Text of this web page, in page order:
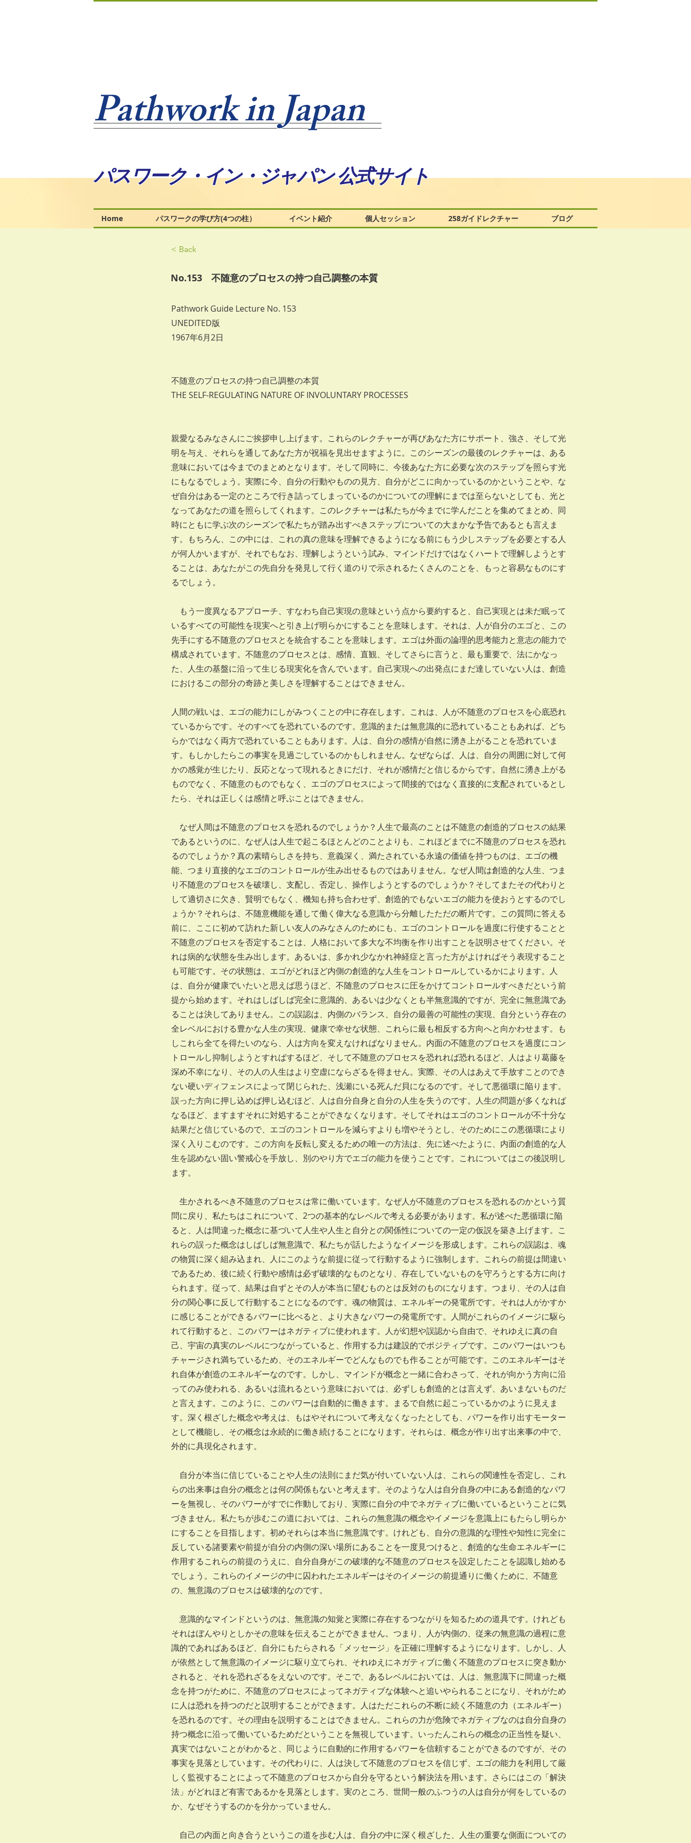
パスワーク・イン・ジャパン 公式サイト
Pathwork in Japan
Home パスワークの学び方(4つの柱） イベント紹介 個人セッション 258ガイドレクチャー ブログ
< Back
No.153 不随意のプロセスの持つ自己調整の本質
Pathwork Guide Lecture No. 153
UNEDITED版
1967年6月2日
不随意のプロセスの持つ自己調整の本質
THE SELF-REGULATING NATURE OF INVOLUNTARY PROCESSES
親愛なるみなさんにご挨拶申し上げます。これらのレクチャーが再びあなた方にサポート、強さ、そして光
明を与え、それらを通してあなた方が祝福を見出せますように。このシーズンの最後のレクチャーは、ある
意味においては今までのまとめとなります。そして同時に、今後あなた方に必要な次のステップを照らす光
にもなるでしょう。実際に今、自分の行動やものの見方、自分がどこに向かっているのかということや、な
ぜ自分はある一定のところで行き詰ってしまっているのかについての理解にまでは至らないとしても、光と
なってあなたの道を照らしてくれます。このレクチャーは私たちが今までに学んだことを集めてまとめ、同
時にともに学ぶ次のシーズンで私たちが踏み出すべきステップについての大まかな予告であるとも言えま
す。もちろん、この中には、これの真の意味を理解できるようになる前にもう少しステップを必要とする人
が何人かいますが、それでもなお、理解しようという試み、マインドだけではなくハートで理解しようとす
ることは、あなたがこの先自分を発見して行く道のりで示されるたくさんのことを、もっと容易なものにす
るでしょう。
もう一度異なるアプローチ、すなわち自己実現の意味という点から要約すると、自己実現とは未だ眠って
いるすべての可能性を現実へと引き上げ明らかにすることを意味します。それは、人が自分のエゴと、この
先手にする不随意のプロセスとを統合することを意味します。エゴは外面の論理的思考能力と意志の能力で
構成されています。不随意のプロセスとは、感情、直観、そしてさらに言うと、最も重要で、法にかなっ
た、人生の基盤に沿って生じる現実化を含んでいます。自己実現への出発点にまだ達していない人は、創造
におけるこの部分の奇跡と美しさを理解することはできません。
人間の戦いは、エゴの能力にしがみつくことの中に存在します。これは、人が不随意のプロセスを心底恐れ
ているからです。そのすべてを恐れているのです。意識的または無意識的に恐れていることもあれば、どち
らかではなく両方で恐れていることもあります。人は、自分の感情が自然に湧き上がることを恐れていま
す。もしかしたらこの事実を見過ごしているのかもしれません。なぜならば、人は、自分の周囲に対して何
かの感覚が生じたり、反応となって現れるときにだけ、それが感情だと信じるからです。自然に湧き上がる
ものでなく、不随意のものでもなく、エゴのプロセスによって間接的ではなく直接的に支配されているとし
たら、それは正しくは感情と呼ぶことはできません。
なぜ人間は不随意のプロセスを恐れるのでしょうか？人生で最高のことは不随意の創造的プロセスの結果
であるというのに、なぜ人は人生で起こるほとんどのことよりも、これほどまでに不随意のプロセスを恐れ
るのでしょうか？真の素晴らしさを持ち、意義深く、満たされている永遠の価値を持つものは、エゴの機
能、つまり直接的なエゴのコントロールが生み出せるものではありません。なぜ人間は創造的な人生、つま
り不随意のプロセスを破壊し、支配し、否定し、操作しようとするのでしょうか？そしてまたその代わりと
して適切さに欠き、賢明でもなく、機知も持ち合わせず、創造的でもないエゴの能力を使おうとするのでし
ょうか？それらは、不随意機能を通して働く偉大なる意識から分離したただの断片です。この質問に答える
前に、ここに初めて訪れた新しい友人のみなさんのためにも、エゴのコントロールを過度に行使することと
不随意のプロセスを否定することは、人格において多大な不均衡を作り出すことを説明させてください。そ
れは病的な状態を生み出します。あるいは、多かれ少なかれ神経症と言った方がよければそう表現すること
も可能です。その状態は、エゴがどれほど内側の創造的な人生をコントロールしているかによります。人
は、自分が健康でいたいと思えば思うほど、不随意のプロセスに圧をかけてコントロールすべきだという前
提から始めます。それはしばしば完全に意識的、あるいは少なくとも半無意識的ですが、完全に無意識であ
ることは決してありません。この誤認は、内側のバランス、自分の最善の可能性の実現、自分という存在の
全レベルにおける豊かな人生の実現、健康で幸せな状態、これらに最も相反する方向へと向かわせます。も
しこれら全てを得たいのなら、人は方向を変えなければなりません。内面の不随意のプロセスを過度にコン
トロールし抑制しようとすればするほど、そして不随意のプロセスを恐れれば恐れるほど、人はより葛藤を
深め不幸になり、その人の人生はより空虚にならざるを得ません。実際、その人はあえて手放すことのでき
ない硬いディフェンスによって閉じられた、浅瀬にいる死んだ貝になるのです。そして悪循環に陥ります。
誤った方向に押し込めば押し込むほど、人は自分自身と自分の人生を失うのです。人生の問題が多くなれば
なるほど、ますますそれに対処することができなくなります。そしてそれはエゴのコントロールが不十分な
結果だと信じているので、エゴのコントロールを減らすよりも増やそうとし、そのためにこの悪循環により
深く入りこむのです。この方向を反転し変えるための唯一の方法は、先に述べたように、内面の創造的な人
生を認めない固い警戒心を手放し、別のやり方でエゴの能力を使うことです。これについてはこの後説明し
ます。
生かされるべき不随意のプロセスは常に働いています。なぜ人が不随意のプロセスを恐れるのかという質
問に戻り、私たちはこれについて、2つの基本的なレベルで考える必要があります。私が述べた悪循環に陥
ると、人は間違った概念に基づいて人生や人生と自分との関係性についての一定の仮説を築き上げます。こ
れらの誤った概念はしばしば無意識で、私たちが話したようなイメージを形成します。これらの誤認は、魂
の物質に深く組み込まれ、人にこのような前提に従って行動するように強制します。これらの前提は間違い
であるため、後に続く行動や感情は必ず破壊的なものとなり、存在していないものを守ろうとする方に向け
られます。従って、結果は自ずとその人が本当に望むものとは反対のものになります。つまり、その人は自
分の関心事に反して行動することになるのです。魂の物質は、エネルギーの発電所です。それは人がかすか
に感じることができるパワーに比べると、より大きなパワーの発電所です。人間がこれらのイメージに駆ら
れて行動すると、このパワーはネガティブに使われます。人が幻想や誤認から自由で、それゆえに真の自
己、宇宙の真実のレベルにつながっていると、作用する力は建設的でポジティブです。このパワーはいつも
チャージされ満ちているため、そのエネルギーでどんなものでも作ることが可能です。このエネルギーはそ
れ自体が創造のエネルギーなのです。しかし、マインドが概念と一緒に合わさって、それが向かう方向に沿
ってのみ使われる、あるいは流れるという意味においては、必ずしも創造的とは言えず、あいまないものだ
と言えます。このように、このパワーは自動的に働きます。まるで自然に起こっているかのように見えま
す。深く根ざした概念や考えは、もはやそれについて考えなくなったとしても、パワーを作り出すモーター
として機能し、その概念は永続的に働き続けることになります。それらは、概念が作り出す出来事の中で、
外的に具現化されます。
自分が本当に信じていることや人生の法則にまだ気が付いていない人は、これらの関連性を否定し、これ
らの出来事は自分の概念とは何の関係もないと考えます。そのような人は自分自身の中にある創造的なパワ
ーを無視し、そのパワーがすでに作動しており、実際に自分の中でネガティブに働いているということに気
づきません。私たちが歩むこの道においては、これらの無意識の概念やイメージを意識上にもたらし明らか
にすることを目指します。初めそれらは本当に無意識です。けれども、自分の意識的な理性や知性に完全に
反している諸要素や前提が自分の内側の深い場所にあることを一度見つけると、創造的な生命エネルギーに
作用するこれらの前提のうえに、自分自身がこの破壊的な不随意のプロセスを設定したことを認識し始める
でしょう。これらのイメージの中に囚われたエネルギーはそのイメージの前提通りに働くために、不随意
の、無意識のプロセスは破壊的なのです。
意識的なマインドというのは、無意識の知覚と実際に存在するつながりを知るための道具です。けれども
それはぼんやりとしかその意味を伝えることができません。つまり、人が内側の、従来の無意識の過程に意
識的であればあるほど、自分にもたらされる「メッセージ」を正確に理解するようになります。しかし、人
が依然として無意識のイメージに駆り立てられ、それゆえにネガティブに働く不随意のプロセスに突き動か
されると、それを恐れざるをえないのです。そこで、あるレベルにおいては、人は、無意識下に間違った概
念を持つがために、不随意のプロセスによってネガティブな体験へと追いやられることになり、それがため
に人は恐れを持つのだと説明することができます。人はただこれらの不断に続く不随意の力（エネルギー）
を恐れるのです。その理由を説明することはできません。これらの力が危険でネガティブなのは自分自身の
持つ概念に沿って働いているためだということを無視しています。いったんこれらの概念の正当性を疑い、
真実ではないことがわかると、同じように自動的に作用するパワーを信頼することができるのですが、その
事実を見落としています。その代わりに、人は決して不随意のプロセスを信じず、エゴの能力を利用して厳
しく監視することによって不随意のプロセスから自分を守るという解決法を用います。さらにはこの「解決
法」がどれほど有害であるかを見落とします。実のところ、世間一般のふつうの人は自分が何をしているの
か、なぜそうするのかを分かっていません。
自己の内面と向き合うというこの道を歩む人は、自分の中に深く根ざした、人生の重要な側面についての